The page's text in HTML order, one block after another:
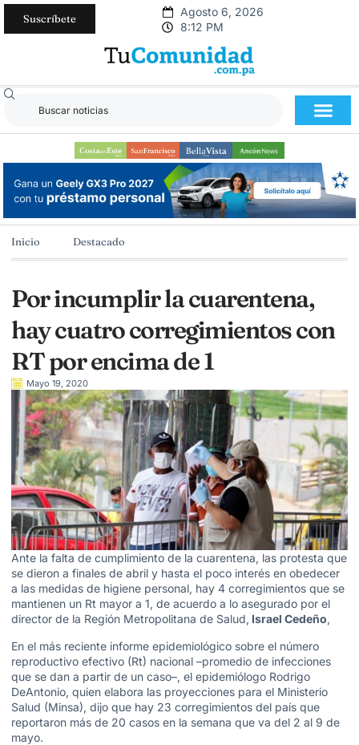
Suscríbete
Agosto 6, 2026
8:12 PM
Inicio Destacado
Por incumplir la cuarentena,
hay cuatro corregimientos con
RT por encima de 1
Mayo 19, 2020
Ante la falta de cumplimiento de la cuarentena, las protesta que
se dieron a finales de abril y hasta el poco interés en obedecer
a las medidas de higiene personal, hay 4 corregimientos que se
mantienen un Rt mayor a 1, de acuerdo a lo asegurado por el
director de la Región Metropolitana de Salud, Israel Cedeño,
En el más reciente informe epidemiológico sobre el número
reproductivo efectivo (Rt) nacional –promedio de infecciones
que se dan a partir de un caso–, el epidemiólogo Rodrigo
DeAntonio, quien elabora las proyecciones para el Ministerio
Salud (Minsa), dijo que hay 23 corregimientos del país que
reportaron más de 20 casos en la semana que va del 2 al 9 de
mayo.